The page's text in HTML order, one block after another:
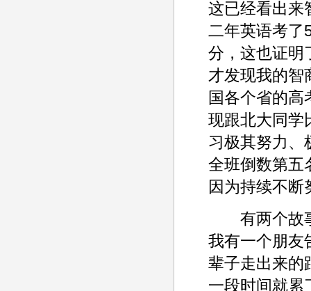
这已经看出来
二年英语考了
分，这也证明
才发现我的智
国各个省的高
现跟北大同学
习极其努力、
全班倒数第五
因为持续不断
有两个故事
我有一个朋友
辈子走出来的
一段时间就累